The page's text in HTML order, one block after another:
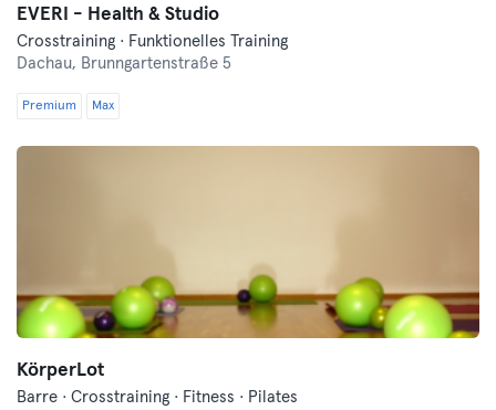
EVERI - Health & Studio
Crosstraining · Funktionelles Training
Dachau, Brunngartenstraße 5
Premium Max
KörperLot
Barre · Crosstraining · Fitness · Pilates